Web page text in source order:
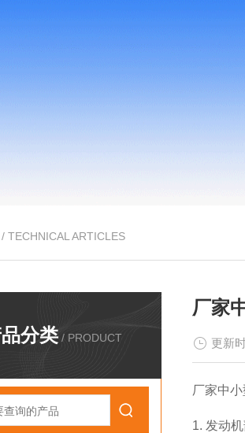
/ TECHNICAL ARTICLES
分类 / PRODUCT
厂家
更新
厂家中
1. 发动